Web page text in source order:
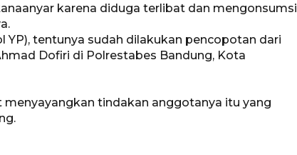
karena diduga terlibat dan mengonsumsi
tentunya sudah dilakukan pencopotan dari
Dofiri di Polrestabes Bandung, Kota
menyayangkan tindakan anggotanya itu yang